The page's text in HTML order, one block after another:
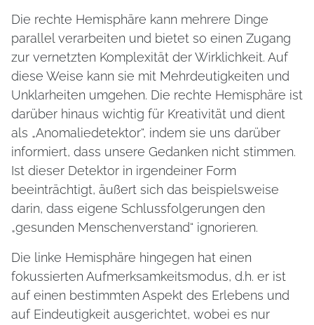
Die rechte Hemisphäre kann mehrere Dinge
parallel verarbeiten und bietet so einen Zugang
zur vernetzten Komplexität der Wirklichkeit. Auf
diese Weise kann sie mit Mehrdeutigkeiten und
Unklarheiten umgehen. Die rechte Hemisphäre ist
darüber hinaus wichtig für Kreativität und dient
als „Anomaliedetektor“, indem sie uns darüber
informiert, dass unsere Gedanken nicht stimmen.
Ist dieser Detektor in irgendeiner Form
beeinträchtigt, äußert sich das beispielsweise
darin, dass eigene Schlussfolgerungen den
„gesunden Menschenverstand“ ignorieren.
Die linke Hemisphäre hingegen hat einen
fokussierten Aufmerksamkeitsmodus, d.h. er ist
auf einen bestimmten Aspekt des Erlebens und
auf Eindeutigkeit ausgerichtet, wobei es nur